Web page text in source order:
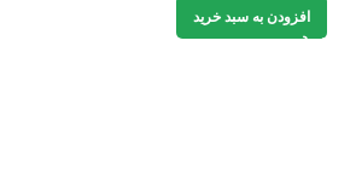
افزودن به سبد خرید